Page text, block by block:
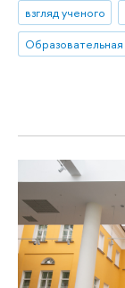
взгляд ученого